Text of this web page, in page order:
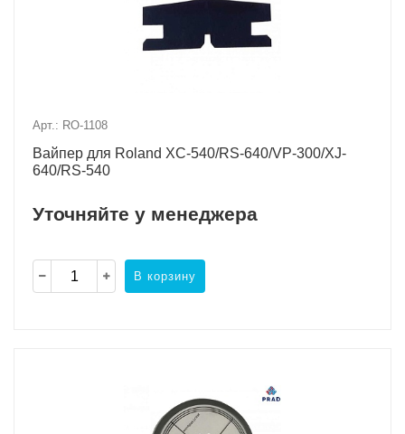
Арт.: RO-1108
Вайпер для Roland XC-540/RS-640/VP-300/XJ-
640/RS-540
Уточняйте у менеджера
В корзину